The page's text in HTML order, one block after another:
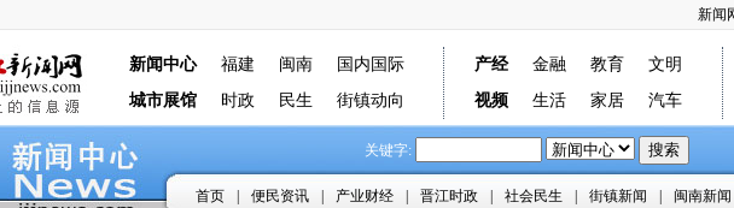
新闻
新闻中心 福建 闽南
国内国际
城市展馆
时政 民生 街镇动向
产经 金融 教育
文明
视频
生活 家居 汽车
关键字:
首页 便民资讯 产业财经 晋江时政 社会民生 街镇新闻 闽南新闻